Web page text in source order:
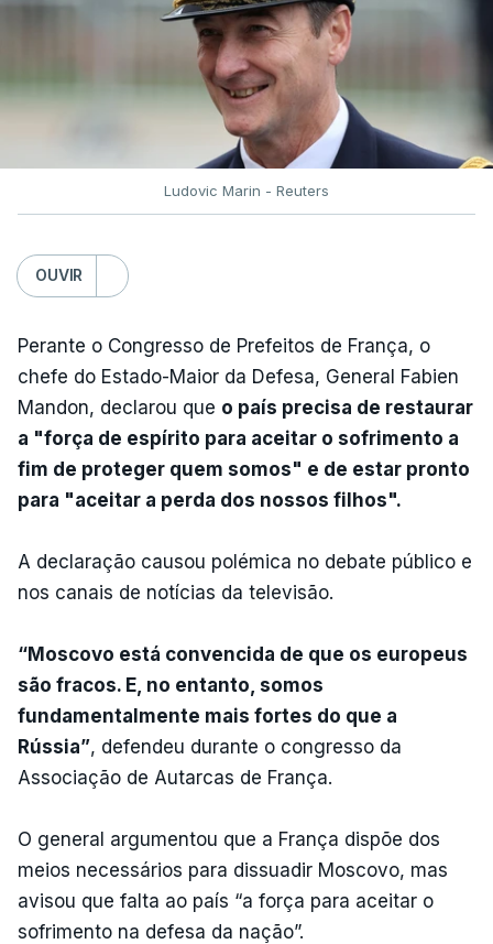
Ludovic Marin - Reuters
OUVIR
Perante o Congresso de Prefeitos de França, o
chefe do Estado-Maior da Defesa, General Fabien
Mandon, declarou que o país precisa de restaurar
a "força de espírito para aceitar o sofrimento a
fim de proteger quem somos" e de estar pronto
para "aceitar a perda dos nossos filhos".
A declaração causou polémica no debate público e
nos canais de notícias da televisão.
“Moscovo está convencida de que os europeus
são fracos. E, no entanto, somos
fundamentalmente mais fortes do que a
Rússia”, defendeu durante o congresso da
Associação de Autarcas de França.
O general argumentou que a França dispõe dos
meios necessários para dissuadir Moscovo, mas
avisou que falta ao país “a força para aceitar o
sofrimento na defesa da nação”.